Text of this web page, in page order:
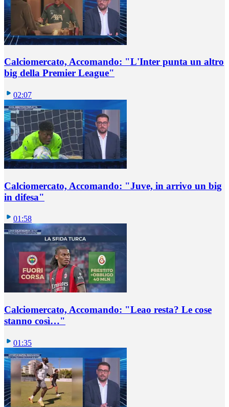
Calciomercato, Accomando: "L'Inter punta un altro
big della Premier League"
02:07
Calciomercato, Accomando: "Juve, in arrivo un big
in difesa"
01:58
Calciomercato, Accomando: "Leao resta? Le cose
stanno così…"
01:35